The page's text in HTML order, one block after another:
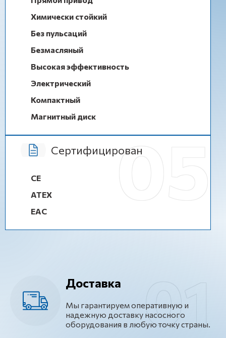
Химически стойкий
Без пульсаций
Безмасляный
Высокая эффективность
Электрический
Компактный
Магнитный диск
Сертифицирован
CE
ATEX
EAC
Доставка
Мы гарантируем оперативную и
надежную доставку насосного
оборудования в любую точку страны.